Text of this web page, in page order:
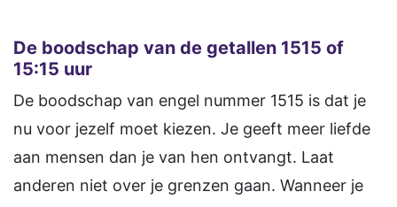
De boodschap van de getallen 1515 of
15:15 uur
De boodschap van engel nummer 1515 is dat je
nu voor jezelf moet kiezen. Je geeft meer liefde
aan mensen dan je van hen ontvangt. Laat
anderen niet over je grenzen gaan. Wanneer je